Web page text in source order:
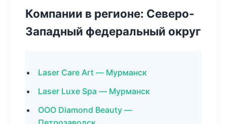
Компании в регионе: Северо-
Западный федеральный округ
Laser Care Art — Мурманск
Laser Luxe Spa — Мурманск
ООО Diamond Beauty —